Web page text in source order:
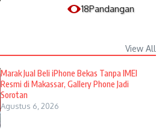
18Pandangan
View All
​Marak Jual Beli iPhone Bekas Tanpa IMEI
Resmi di Makassar, Gallery Phone Jadi
Sorotan
Agustus 6, 2026